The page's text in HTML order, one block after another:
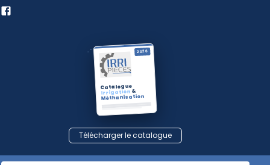
Catalogue
Irrigation &
Méthanisation
2026
Télécharger le catalogue